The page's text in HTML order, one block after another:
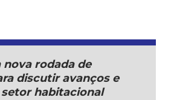
nova rodada de
discutir avanços e
habitacional